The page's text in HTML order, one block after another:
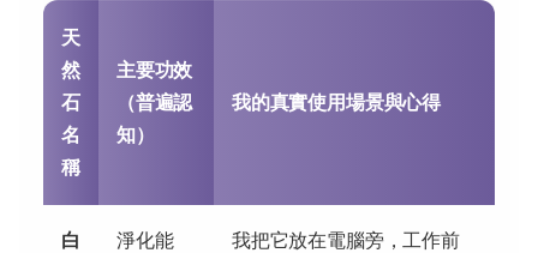
天
然
石
名
稱
主要功效
（普遍認
知）
我的真實使用場景與心得
白
淨化能
我把它放在電腦旁，工作前